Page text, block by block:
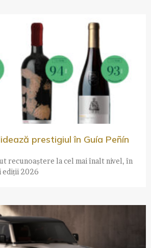
prestigiul în Guía Peñín
recunoaștere la cel mai înalt nivel, în
ediții 2026